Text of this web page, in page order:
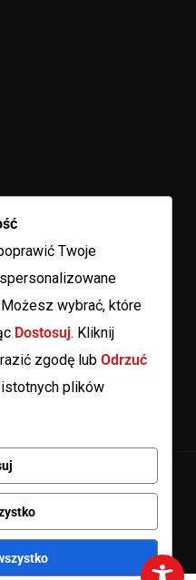
Mazowiecki
Twoje
wybrać, które
Dostosuj. Kliknij
zgodę lub Odrzuć
plików